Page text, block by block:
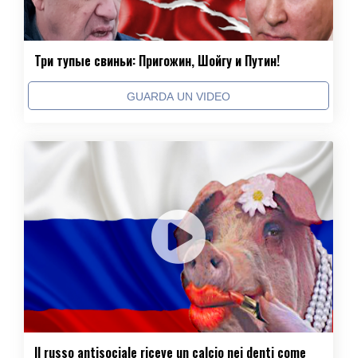
Три тупые свиньи: Пригожин, Шойгу и Путин!
GUARDA UN VIDEO
Il russo antisociale riceve un calcio nei denti come